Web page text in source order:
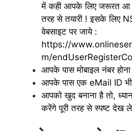
में कही आपके लिए जरूरत आ
तरह से तयारी ! इसके लिए
वेबसाइट पर जाये :
https://
m/
आपके पास मोबाइल नंबर
आपके पास एक eMail ID
आपको खुद बनाना है तो,
करेंगे पूरी तरह से स्पष्ट देख